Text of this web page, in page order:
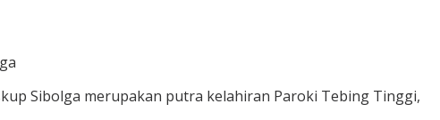
Sibolga merupakan putra kelahiran Paroki Tebing Tinggi,